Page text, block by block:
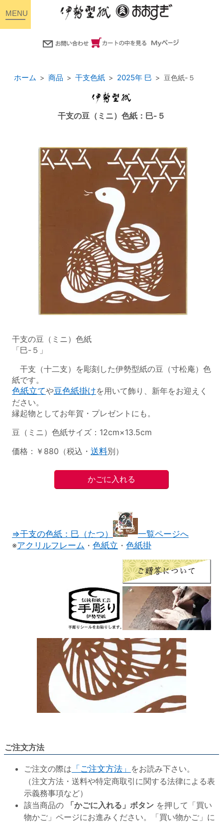
ホーム 商品 干支色紙 2025年 巳 豆色紙-５
干支の豆（ミニ）色紙：巳-５
干支の豆（ミニ）色紙
「巳-５」
干支（十二支）を彫刻した伊勢型紙の豆（寸松庵）色
紙です。
色紙立てや豆色紙掛けを用いて飾り、新年をお迎えく
ださい。
縁起物としてお年賀・プレゼントにも。
豆（ミニ）色紙サイズ：12cm×13.5cm
価格：￥880（税込・ 送料別）
⇒干支の色紙：巳（たつ）
一覧ページへ
※アクリルフレーム ・ 色紙立 ・ 色紙掛
ご注文方法
ご注文の際は 「ご注文方法」 をお読み下さい。
（注文方法・送料や特定商取引に関する法律による表
示義務事項など）
該当商品の
「かごに入れる」ボタン を押して「買い
物かご」ページにお進みください。「買い物かご」に
toggle
navigation